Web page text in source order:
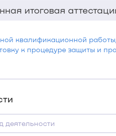
итоговая
квалификационной работы,
к процедуре защиты и
деятельности